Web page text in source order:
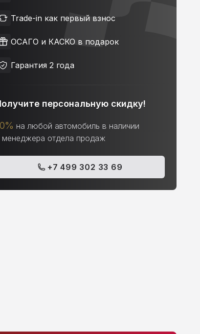
Trade-in как первый взнос
ОСАГО и КАСКО в подарок
Гарантия 2 года
персональную скидку!
на любой автомобиль в наличии
менеджера отдела продаж
+7 499 302 33 69